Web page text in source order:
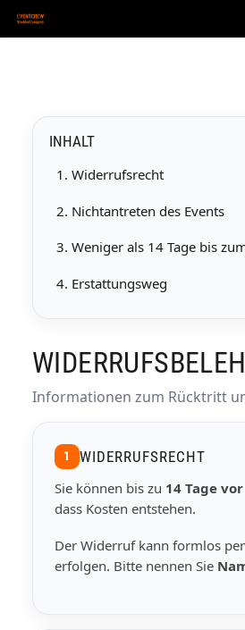
INHALT
1. Widerrufsrecht
2. Nichtantreten des Events
3. Weniger als 14 Tage bis
4. Erstattungsweg
Informationen zum Rücktritt
1
WIDERRUFSRECHT
Sie können bis zu 14 Tage
dass Kosten entstehen.
Der Widerruf kann formlos
erfolgen. Bitte nennen Sie